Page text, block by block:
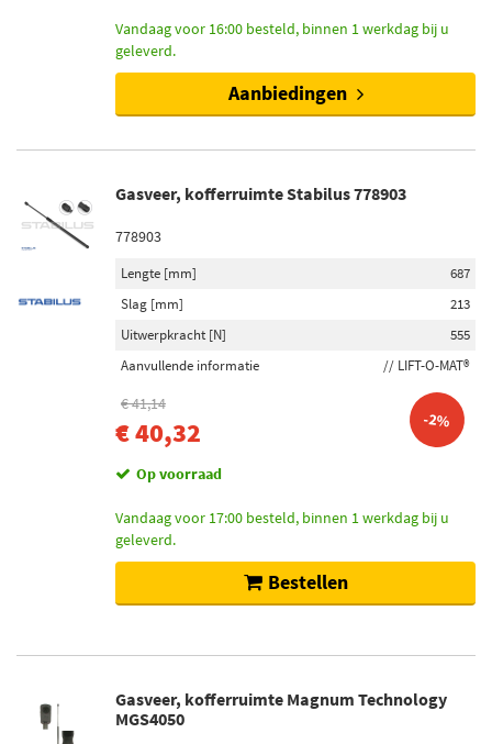
Vandaag voor 16:00 besteld, binnen 1 werkdag bij u
geleverd.
Aanbiedingen
Gasveer, kofferruimte Stabilus 778903
778903
Lengte [mm]
687
Slag [mm]
213
Uitwerpkracht [N]
555
Aanvullende informatie
// LIFT-O-MAT®
€ 41,14
€ 40,32 -2%
Op voorraad
Vandaag voor 17:00 besteld, binnen 1 werkdag bij u
geleverd.
Bestellen
Gasveer, kofferruimte Magnum Technology
MGS4050